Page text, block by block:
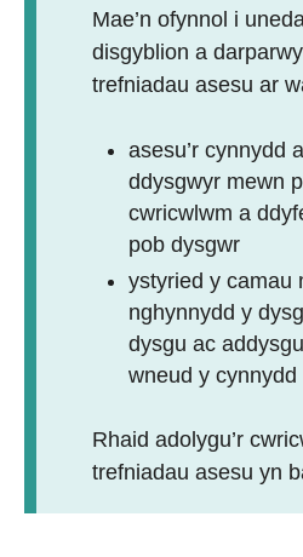
Mae’n ofynnol i
disgyblion a
trefniadau asesu ar
asesu’r cynnydd
ddysgwyr mewn
cwricwlwm a
pob dysgwr
ystyried y camau
nghynnydd y
dysgu ac
wneud y cynnydd
Rhaid adolygu’r
trefniadau asesu yn